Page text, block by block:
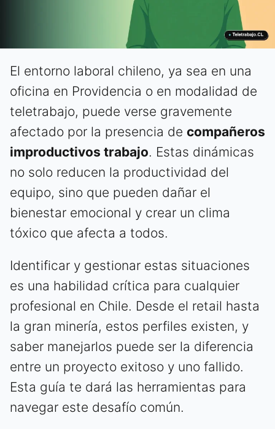
El entorno laboral chileno, ya sea en una
oficina en Providencia o en modalidad de
teletrabajo, puede verse gravemente
afectado por la presencia de compañeros
improductivos trabajo. Estas dinámicas
no solo reducen la productividad del
equipo, sino que pueden dañar el
bienestar emocional y crear un clima
tóxico que afecta a todos.
Identificar y gestionar estas situaciones
es una habilidad crítica para cualquier
profesional en Chile. Desde el retail hasta
la gran minería, estos perfiles existen, y
saber manejarlos puede ser la diferencia
entre un proyecto exitoso y uno fallido.
Esta guía te dará las herramientas para
navegar este desafío común.